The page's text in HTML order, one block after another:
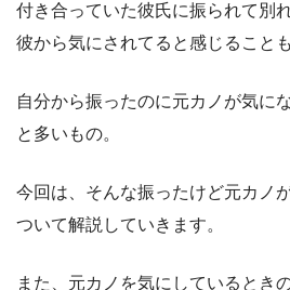
付き合っていた彼氏に振られて別
彼から気にされてると感じること
自分から振ったのに元カノが気に
と多いもの。
今回は、そんな振ったけど元カノ
ついて解説していきます。
また、元カノを気にしているとき